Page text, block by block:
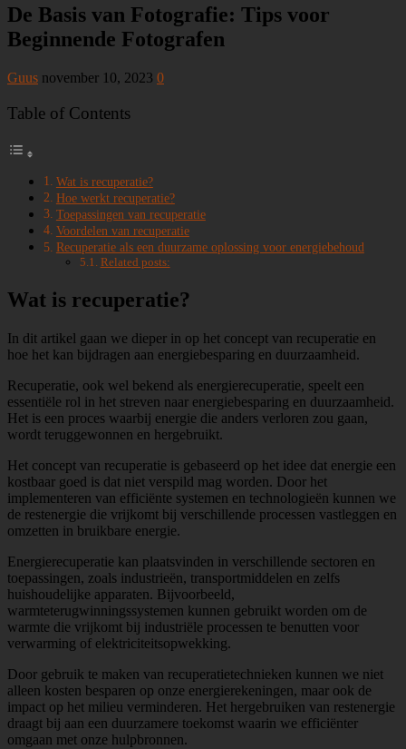
De Basis van Fotografie: Tips voor
Beginnende Fotografen
Guus november 10, 2023 0
Table of Contents
Wat is recuperatie?
Hoe werkt recuperatie?
Toepassingen van recuperatie
Voordelen van recuperatie
Recuperatie als een duurzame oplossing voor energiebehoud
Related posts:
Wat is recuperatie?
In dit artikel gaan we dieper in op het concept van recuperatie en
hoe het kan bijdragen aan energiebesparing en duurzaamheid.
Recuperatie, ook wel bekend als energierecuperatie, speelt een
essentiële rol in het streven naar energiebesparing en duurzaamheid.
Het is een proces waarbij energie die anders verloren zou gaan,
wordt teruggewonnen en hergebruikt.
Het concept van recuperatie is gebaseerd op het idee dat energie een
kostbaar goed is dat niet verspild mag worden. Door het
implementeren van efficiënte systemen en technologieën kunnen we
de restenergie die vrijkomt bij verschillende processen vastleggen en
omzetten in bruikbare energie.
Energierecuperatie kan plaatsvinden in verschillende sectoren en
toepassingen, zoals industrieën, transportmiddelen en zelfs
huishoudelijke apparaten. Bijvoorbeeld,
warmteterugwinningssystemen kunnen gebruikt worden om de
warmte die vrijkomt bij industriële processen te benutten voor
verwarming of elektriciteitsopwekking.
Door gebruik te maken van recuperatietechnieken kunnen we niet
alleen kosten besparen op onze energierekeningen, maar ook de
impact op het milieu verminderen. Het hergebruiken van restenergie
draagt bij aan een duurzamere toekomst waarin we efficiënter
omgaan met onze hulpbronnen.